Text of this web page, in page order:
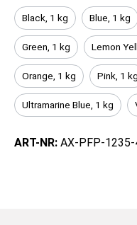
Black, 1 kg Blue, 1 kg
Green, 1 kg Lemon
Orange, 1 kg Pink, 1 kg
Ultramarine Blue, 1 kg
ART-NR: AX-PFP-1235-